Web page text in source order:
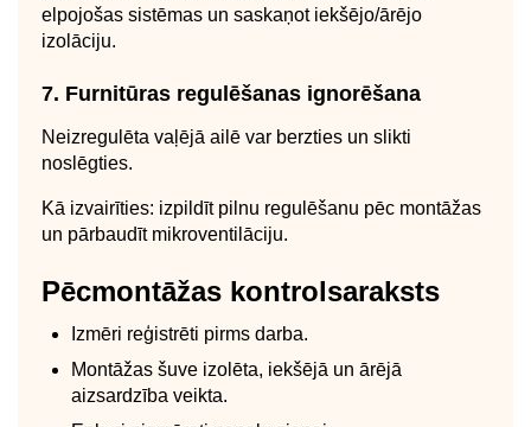
elpojošas sistēmas un saskaņot iekšējo/ārējo
izolāciju.
7. Furnitūras regulēšanas ignorēšana
Neizregulēta vaļējā ailē var berzties un slikti
noslēgties.
Kā izvairīties: izpildīt pilnu regulēšanu pēc montāžas
un pārbaudīt mikroventilāciju.
Pēcmontāžas kontrolsaraksts
Izmēri reģistrēti pirms darba.
Montāžas šuve izolēta, iekšējā un ārējā
aizsardzība veikta.